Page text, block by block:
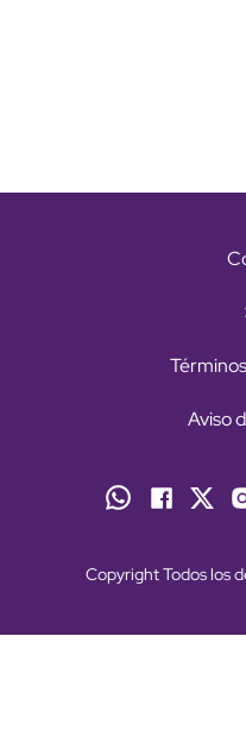
Aviso
Copyright Todos los